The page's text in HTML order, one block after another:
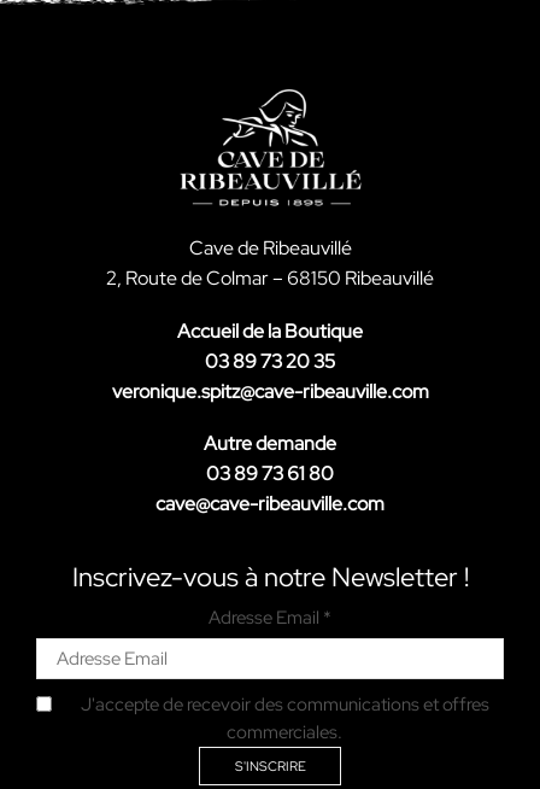
Cave de Ribeauvillé
2, Route de Colmar – 68150 Ribeauvillé
Accueil de la Boutique
03 89 73 20 35
veronique.spitz@cave-ribeauville.com
Autre demande
03 89 73 61 80
cave@cave-ribeauville.com
Inscrivez-vous à notre Newsletter !
Adresse Email *
J'accepte de recevoir des communications et offres
commerciales.